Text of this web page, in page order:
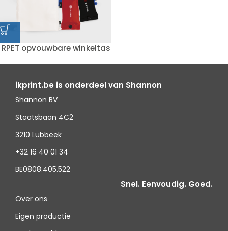
RPET opvouwbare winkeltas
ikprint.be is onderdeel van Shannon
Shannon BV
Staatsbaan 4C2
3210 Lubbeek
+32 16 40 01 34
BE0808.405.522
Snel. Eenvoudig. Goed.
Over ons
Eigen productie